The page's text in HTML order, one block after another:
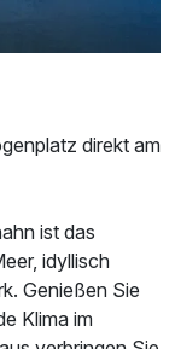
direkt am
ist das
idyllisch
Genießen Sie
Klima im